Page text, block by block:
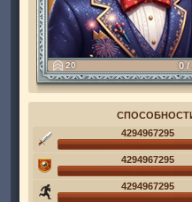
20 0 /
4294967295
4294967295
4294967295